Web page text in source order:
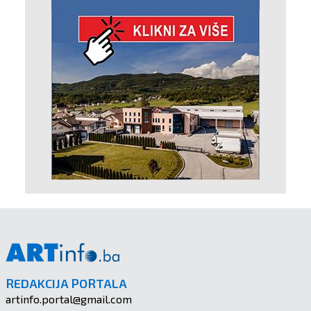
REDAKCIJA PORTALA
artinfo.portal@gmail.com